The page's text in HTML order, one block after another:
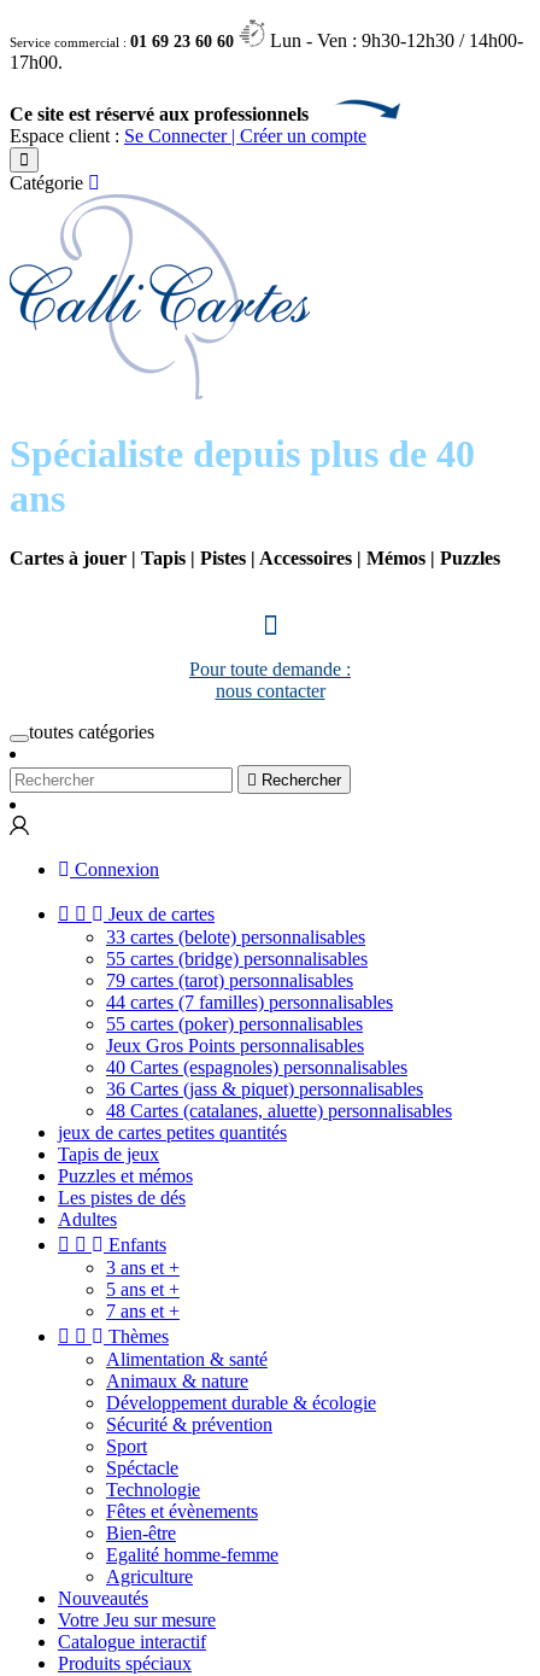
Service commercial : 01 69 23 60 60
Lun - Ven : 9h30-12h30 / 14h00-
17h00.
Ce site est réservé aux professionnels
Espace client : Se Connecter | Créer un compte
Catégorie
Spécialiste depuis plus de 40
ans
Cartes à jouer | Tapis | Pistes | Accessoires | Mémos | Puzzles
Pour toute demande :
nous contacter
toutes catégories
 Rechercher
Connexion
 
Jeux de cartes
33 cartes (belote) personnalisables
55 cartes (bridge) personnalisables
79 cartes (tarot) personnalisables
44 cartes (7 familles) personnalisables
55 cartes (poker) personnalisables
Jeux Gros Points personnalisables
40 Cartes (espagnoles) personnalisables
36 Cartes (jass & piquet) personnalisables
48 Cartes (catalanes, aluette) personnalisables
jeux de cartes petites quantités
Tapis de jeux
Puzzles et mémos
Les pistes de dés
Adultes
 
Enfants
3 ans et +
5 ans et +
7 ans et +
 
Thèmes
Alimentation & santé
Animaux & nature
Développement durable & écologie
Sécurité & prévention
Sport
Spéctacle
Technologie
Fêtes et évènements
Bien-être
Egalité homme-femme
Agriculture
Nouveautés
Votre Jeu sur mesure
Catalogue interactif
Produits spéciaux